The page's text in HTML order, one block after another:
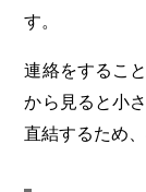
す。
連絡をするこ
から見ると小
直結するため